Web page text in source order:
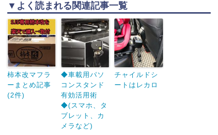
▼よく読まれる関連記事一覧
柿本改マフラ
ーまとめ記事
(2件)
◆車載用パソ
コンスタンド
有効活用術
◆(スマホ、タ
ブレット、カ
メラなど)
チャイルドシ
ートはレカロ